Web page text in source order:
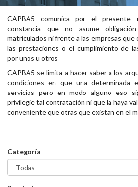
CAPBA5 comunica por el presente
constancia que no asume
matriculados ni frente a las empresas que
las prestaciones o el cumplimiento de
por unos u otros
CAPBA5 se limita a hacer saber a los
condiciones en que una determinada
servicios pero en modo alguno eso
privilegie tal contratación ni que la haya
conveniente que otras que existan en el
Categoría